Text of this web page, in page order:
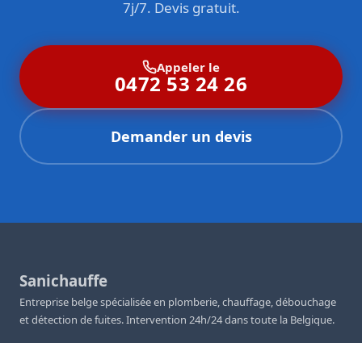
7j/7. Devis gratuit.
Appeler le
0472 53 24 26
Demander un devis
Sanichauffe
Entreprise belge spécialisée en plomberie, chauffage, débouchage
et détection de fuites. Intervention 24h/24 dans toute la Belgique.